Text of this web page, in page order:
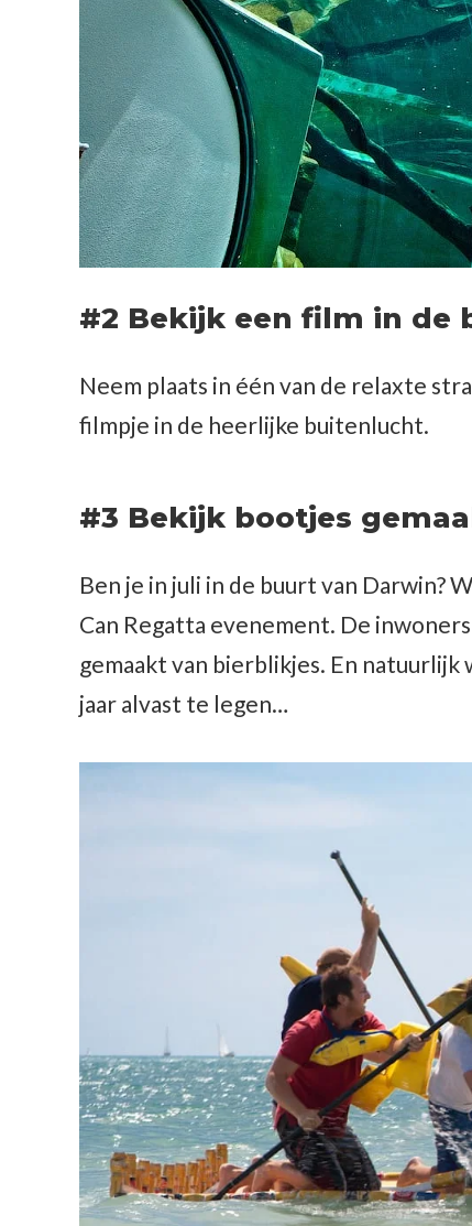
#2 Bekijk een film in de
Neem plaats in één van de relaxte
filmpje in de heerlijke buitenlucht.
#3 Bekijk bootjes
Ben je in juli in de buurt van Darwin?
Can Regatta evenement. De
gemaakt van bierblikjes. En
jaar alvast te legen…